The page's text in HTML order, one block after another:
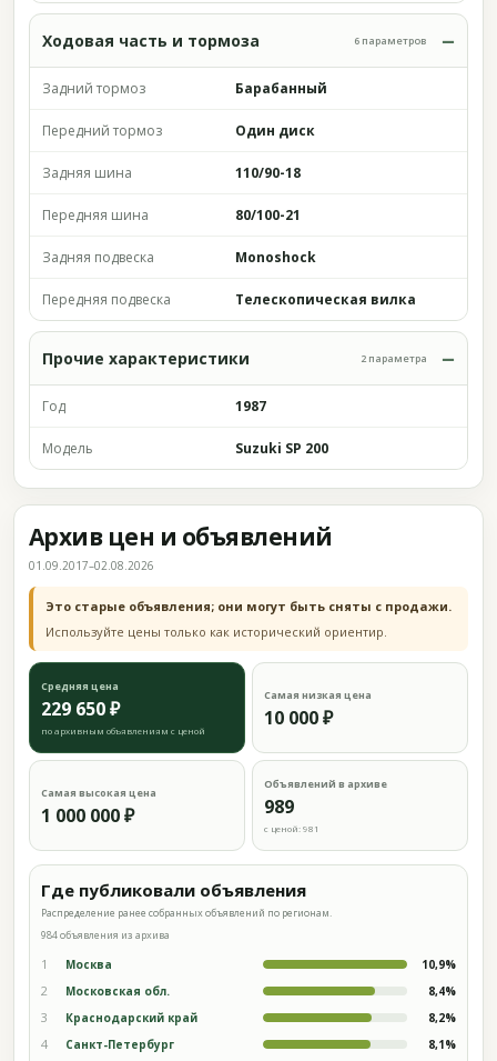
Ходовая часть и тормоза 6 параметров
Задний тормоз Барабанный
Передний тормоз Один диск
Задняя шина 110/90-18
Передняя шина 80/100-21
Задняя подвеска Monoshock
Передняя подвеска Телескопическая вилка
Прочие характеристики 2 параметра
Год 1987
Модель Suzuki SP 200
Архив цен и объявлений
01.09.2017–02.08.2026
Это старые объявления; они могут быть сняты с продажи.
Используйте цены только как исторический ориентир.
Средняя цена
229 650 ₽
по архивным объявлениям с ценой
Самая низкая цена
10 000 ₽
Самая высокая цена
1 000 000 ₽
Объявлений в архиве
989
с ценой: 981
Где публиковали объявления
Распределение ранее собранных объявлений по регионам.
984 объявления из архива
1 Москва 10,9%
2 Московская обл. 8,4%
3 Краснодарский край 8,2%
4 Санкт-Петербург 8,1%